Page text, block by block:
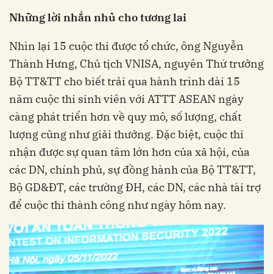
Những lời nhắn nhủ cho tương lai
Nhìn lại 15 cuộc thi được tổ chức, ông Nguyễn
Thành Hưng, Chủ tịch VNISA, nguyên Thứ trưởng
Bộ TT&TT cho biết trải qua hành trình dài 15
năm cuộc thi sinh viên với ATTT ASEAN ngày
càng phát triển hơn về quy mô, số lượng, chất
lượng cũng như giải thưởng. Đặc biệt, cuộc thi
nhận được sự quan tâm lớn hơn của xã hội, của
các DN, chính phủ, sự đồng hành của Bộ TT&TT,
Bộ GD&ĐT, các trường ĐH, các DN, các nhà tài trợ
để cuộc thi thành công như ngày hôm nay.